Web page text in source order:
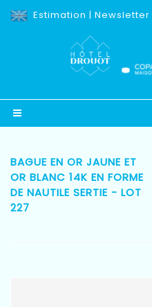
Estimation | Newsletter
BAGUE EN OR JAUNE ET
OR BLANC 14K EN FORME
DE NAUTILE SERTIE - LOT
227